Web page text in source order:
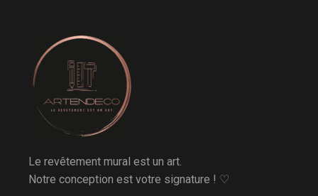
Le revêtement mural est un art.
Notre conception est votre signature ! ♡